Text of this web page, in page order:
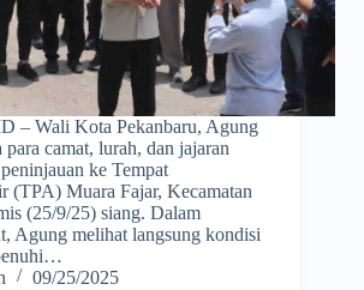
– Wali Kota Pekanbaru, Agung
camat, lurah, dan jajaran
ke Tempat
(TPA) Muara Fajar, Kecamatan
(25/9/25) siang. Dalam
Agung melihat langsung kondisi
09/25/2025